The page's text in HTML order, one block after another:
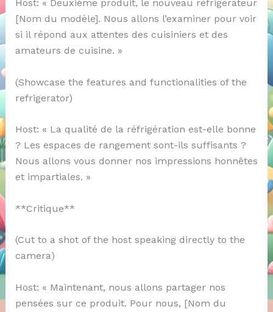
Host: « Deuxième produit, le nouveau réfrigérateur
[Nom du modèle]. Nous allons l’examiner pour voir
si il répond aux attentes des cuisiniers et des
amateurs de cuisine. »
(Showcase the features and functionalities of the
refrigerator)
Host: « La qualité de la réfrigération est-elle bonne
? Les espaces de rangement sont-ils suffisants ?
Nous allons vous donner nos impressions honnêtes
et impartiales. »
**Critique**
(Cut to a shot of the host speaking directly to the
camera)
Host: « Maintenant, nous allons partager nos
pensées sur ce produit. Pour nous, [Nom du